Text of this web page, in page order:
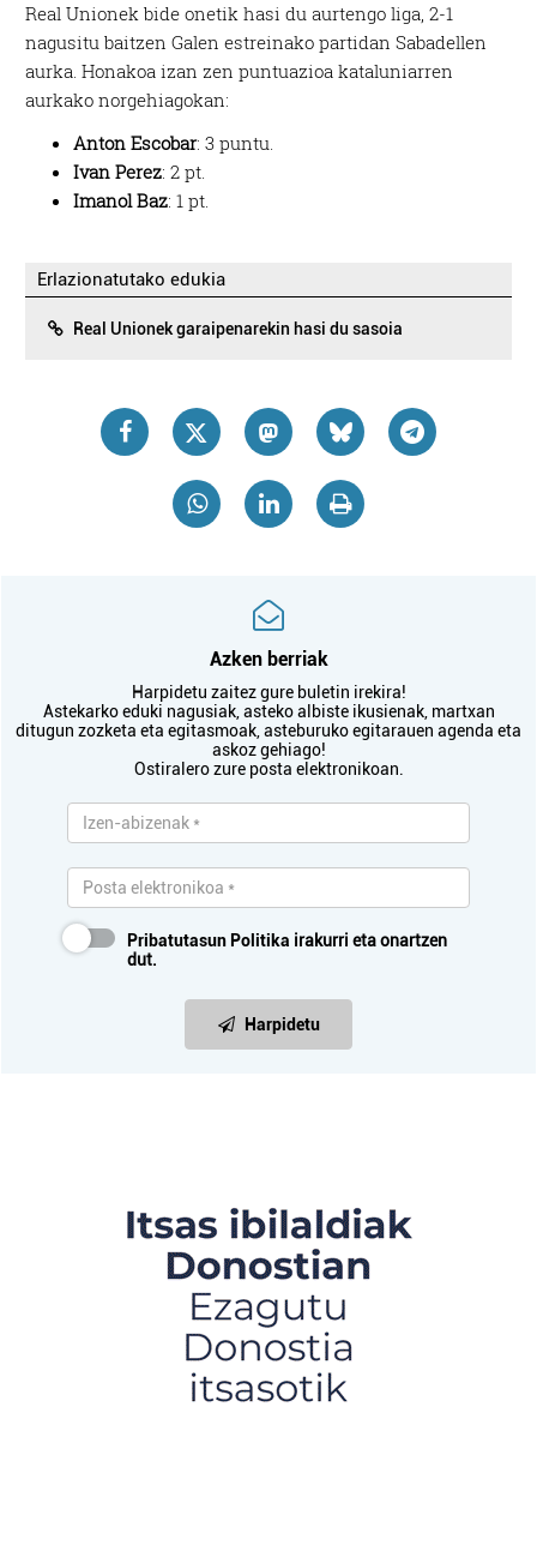
Real Unionek bide onetik hasi du aurtengo liga, 2-1
nagusitu baitzen Galen estreinako partidan Sabadellen
aurka. Honakoa izan zen puntuazioa kataluniarren
aurkako norgehiagokan:
Anton Escobar: 3 puntu.
Ivan Perez: 2 pt.
Imanol Baz: 1 pt.
Erlazionatutako edukia
Real Unionek garaipenarekin hasi du sasoia
Azken berriak
Harpidetu zaitez gure buletin irekira!
Astekarko eduki nagusiak, asteko albiste ikusienak, martxan
ditugun zozketa eta egitasmoak, asteburuko egitarauen agenda eta
askoz gehiago!
Ostiralero zure posta elektronikoan.
Pribatutasun Politika irakurri eta onartzen
dut.
Harpidetu